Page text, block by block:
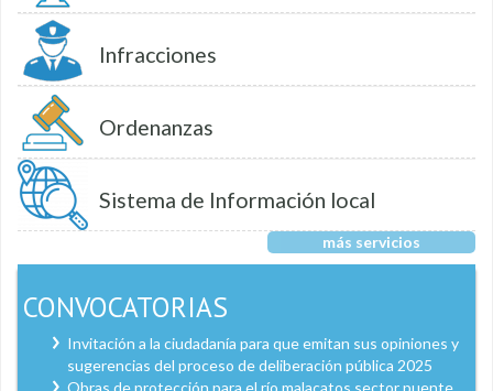
Infracciones
Ordenanzas
Sistema de Información local
más servicios
CONVOCATORIAS
Invitación a la ciudadanía para que emitan sus opiniones y
sugerencias del proceso de deliberación pública 2025
Obras de protección para el río malacatos sector puente